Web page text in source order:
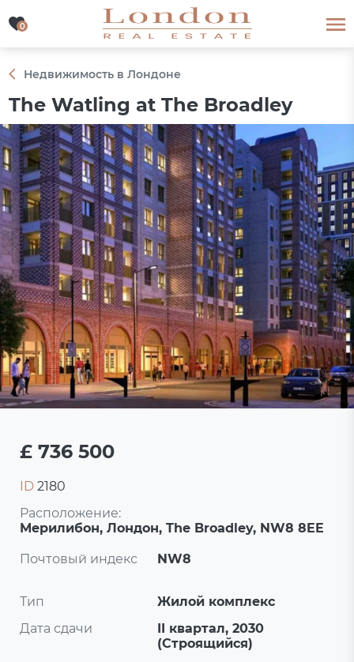
0
0
Недвижимость в Лондоне
The Watling at The Broadley
£ 736 500
ID 2180
Расположение:
Мерилибон, Лондон, The Broadley, NW8 8EE
Почтовый индекс NW8
Тип
Жилой комплекс
Дата сдачи
II квартал, 2030
(Строящийся)